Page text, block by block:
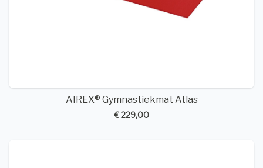
AIREX® Gymnastiekmat Atlas
€ 229,00